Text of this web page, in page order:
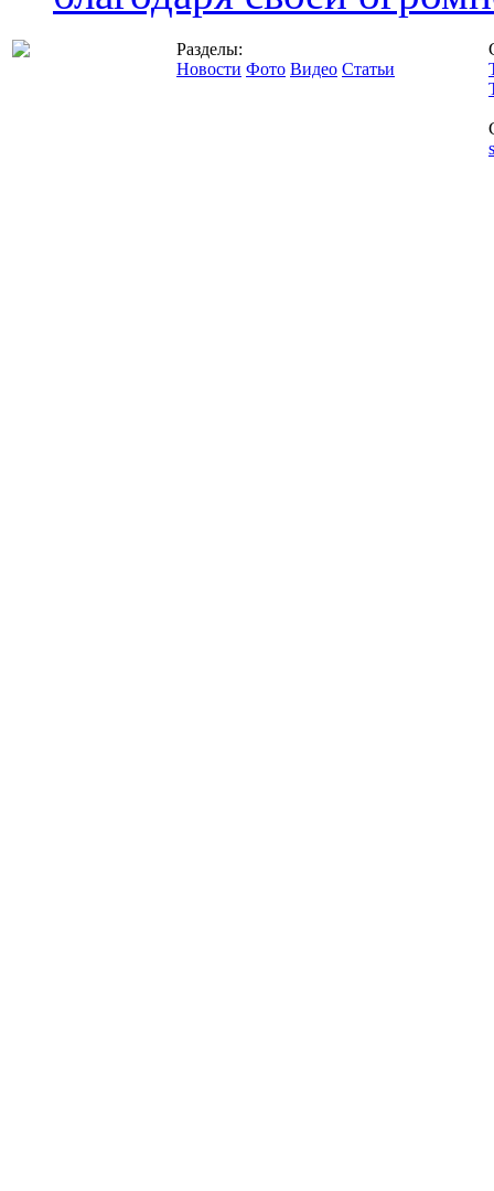
Разделы:
Новости Фото Видео Статьи